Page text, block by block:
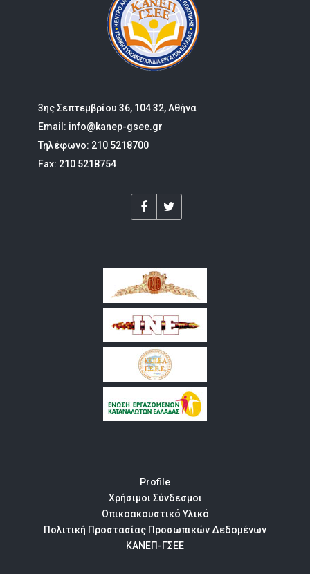
3ης Σεπτεμβρίου 36, 104 32, Αθήνα
Email: info@kanep-gsee.gr
Τηλέφωνο: 210 5218700
Fax: 210 5218754
Profile
Χρήσιμοι Σύνδεσμοι
Οπικοακουστικό Υλικό
Πολιτική Προστασίας Προσωπικών Δεδομένων
ΚΑΝΕΠ-ΓΣΕΕ